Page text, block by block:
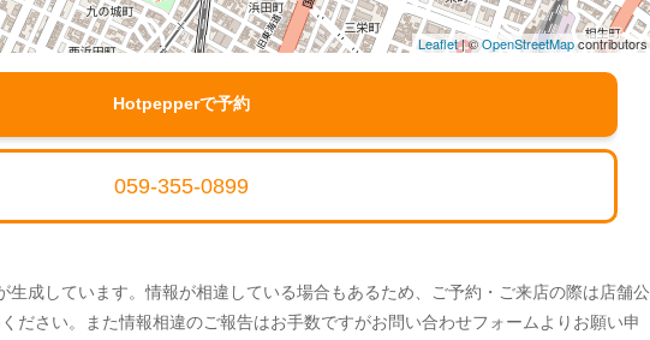
Leaflet| ©OpenStreetMapcontributors
Hotpepperで予約
059-355-0899
成しています。情報が相違している場合もあるため、ご予約・ご来店の際は店舗公
ださい。また情報相違のご報告はお手数ですがお問い合わせフォームよりお願い申